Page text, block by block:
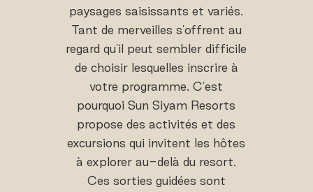
paysages saisissants et variés.
Tant de merveilles s'offrent au
regard qu'il peut sembler difficile
de choisir lesquelles inscrire à
votre programme. C'est
pourquoi Sun Siyam Resorts
propose des activités et des
excursions qui invitent les hôtes
à explorer au-delà du resort.
Ces sorties guidées sont